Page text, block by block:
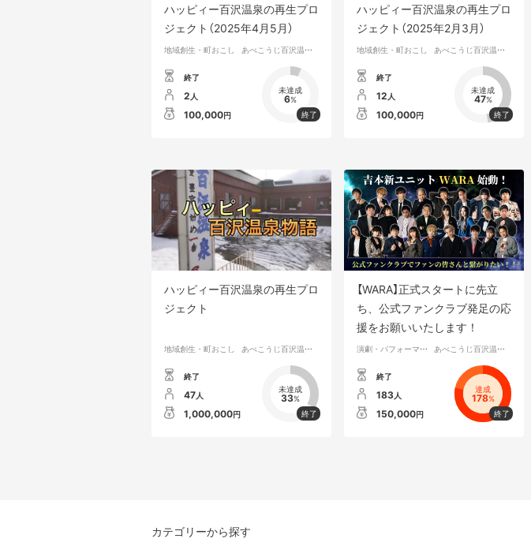
ハッピィー百沢温泉の再生プロ
ジェクト（2025年4月5月）
地域創生・町おこし あべこうじ百沢温泉の再生プロジェクト
終了
2 人
100,000円
未達成
6%
ハッピィー百沢温泉の再生プロ
ジェクト（2025年2月3月）
地域創生・町おこし あべこうじ百沢温泉の再生プロジェクト
終了
12 人
100,000円
未達成
47%
ハッピィー百沢温泉の再生プロ
ジェクト
地域創生・町おこし あべこうじ百沢温泉の再生プロジェクト
終了
47人
1,000,000円
未達成
33%
【WARA】正式スタートに先立
ち、公式ファンクラブ発足の応
援をお願いいたします！
演劇・パフォーマンス あべこうじ百沢温泉の再生プロジェクト
終了
183人
150,000円
達成
178%
カテゴリーから探す